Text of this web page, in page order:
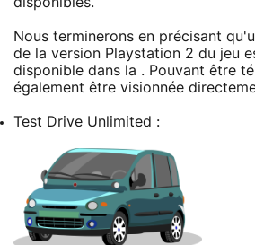
Nous terminerons en précisant
de la version Playstation 2 du jeu
disponible dans la . Pouvant être
également être visionnée
Test Drive Unlimited :